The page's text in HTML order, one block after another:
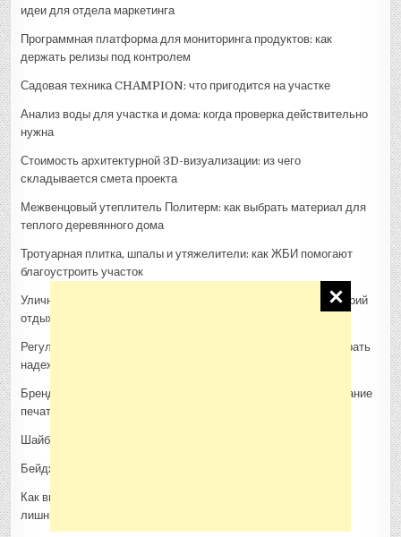
идеи для отдела маркетинга
Программная платформа для мониторинга продуктов: как
держать релизы под контролем
Садовая техника CHAMPION: что пригодится на участке
Анализ воды для участка и дома: когда проверка действительно
нужна
Стоимость архитектурной 3D-визуализации: из чего
складывается смета проекта
Межвенцовый утеплитель Политерм: как выбрать материал для
теплого деревянного дома
Тротуарная плитка, шпалы и утяжелители: как ЖБИ помогают
благоустроить участок
Уличная кухня в саду: как выбрать место, материалы и сценарий
отдыха
Регулирующая арматура для инженерных систем: как подобрать
надежное решение
Брендирование кафе и ресторанов: эффективное использование
печатной посуды
Шайба регулировочная: маленькая деталь — большое дело
Бейджи и ланьярды для мероприятий: чек-лист подготовки
Как выбирать товары для животных: разумно, удобно и без
лишних трат